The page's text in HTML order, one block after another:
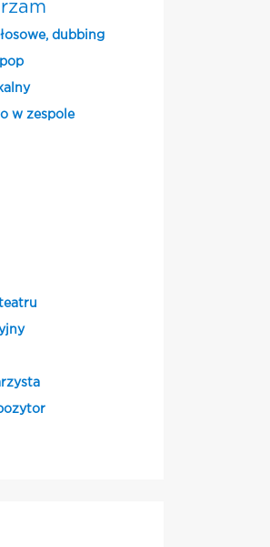
dubbing
w zespole